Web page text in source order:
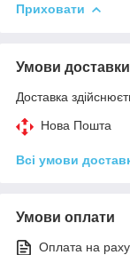
Приховати
Умови доставки
Доставка
Нова Пошта
Всі умови
Умови оплати
Оплата на